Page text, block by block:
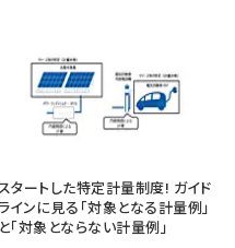
スタートした特定計量制度! ガイド
インに見る「対象となる計量例」
と「対象とならない計量例」